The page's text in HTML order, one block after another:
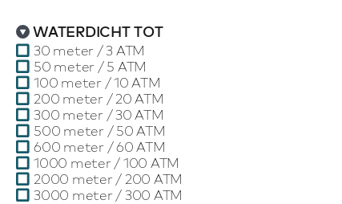
WATERDICHT TOT
30 meter / 3 ATM
50 meter / 5 ATM
100 meter / 10 ATM
200 meter / 20 ATM
300 meter / 30 ATM
500 meter / 50 ATM
600 meter / 60 ATM
1000 meter / 100 ATM
2000 meter / 200 ATM
3000 meter / 300 ATM